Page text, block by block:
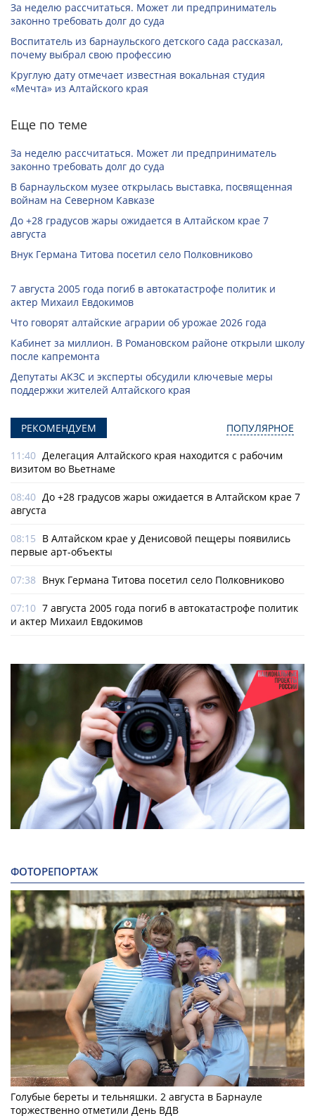
За неделю рассчитаться. Может ли предприниматель
законно требовать долг до суда
Воспитатель из барнаульского детского сада рассказал,
почему выбрал свою профессию
Круглую дату отмечает известная вокальная студия
«Мечта» из Алтайского края
Еще по теме
За неделю рассчитаться. Может ли предприниматель
законно требовать долг до суда
В барнаульском музее открылась выставка, посвященная
войнам на Северном Кавказе
До +28 градусов жары ожидается в Алтайском крае 7
августа
Внук Германа Титова посетил село Полковниково
7 августа 2005 года погиб в автокатастрофе политик и
актер Михаил Евдокимов
Что говорят алтайские аграрии об урожае 2026 года
Кабинет за миллион. В Романовском районе открыли школу
после капремонта
Депутаты АКЗС и эксперты обсудили ключевые меры
поддержки жителей Алтайского края
РЕКОМЕНДУЕМ ПОПУЛЯРНОЕ
11:40 Делегация Алтайского края находится с рабочим
визитом во Вьетнаме
08:40 До +28 градусов жары ожидается в Алтайском крае 7
августа
08:15 В Алтайском крае у Денисовой пещеры появились
первые арт-объекты
07:38 Внук Германа Титова посетил село Полковниково
07:10 7 августа 2005 года погиб в автокатастрофе политик
и актер Михаил Евдокимов
ФОТОРЕПОРТАЖ
Голубые береты и тельняшки. 2 августа в Барнауле
торжественно отметили День ВДВ